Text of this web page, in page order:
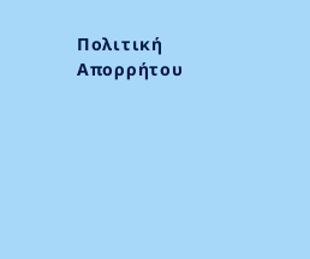
Πολιτική
Απορρήτου